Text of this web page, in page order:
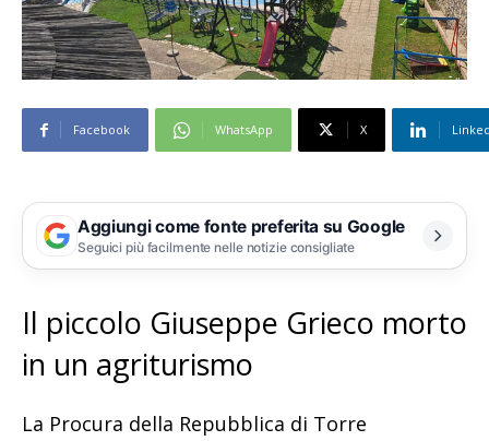
Facebook WhatsApp X
Aggiungi come fonte preferita su Google
Seguici più facilmente nelle notizie consigliate
Il piccolo Giuseppe Grieco morto
in un agriturismo
La Procura della Repubblica di Torre